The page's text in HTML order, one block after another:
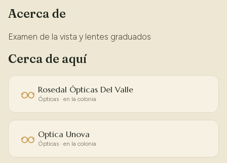
Acerca de
Examen de la vista y lentes graduados
Cerca de aquí
Rosedal Ópticas Del Valle
Ópticas · en la colonia
Optica Unova
Ópticas · en la colonia